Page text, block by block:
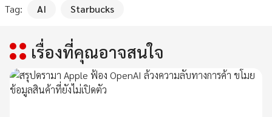
Tag: AI Starbucks
เรื่องที่คุณอาจสนใจ